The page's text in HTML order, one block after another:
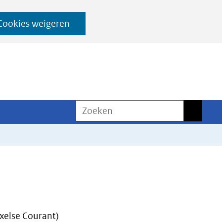
weigeren
Zoeken
Courant)